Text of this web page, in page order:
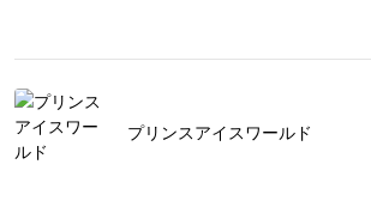
プリンスアイスワールド